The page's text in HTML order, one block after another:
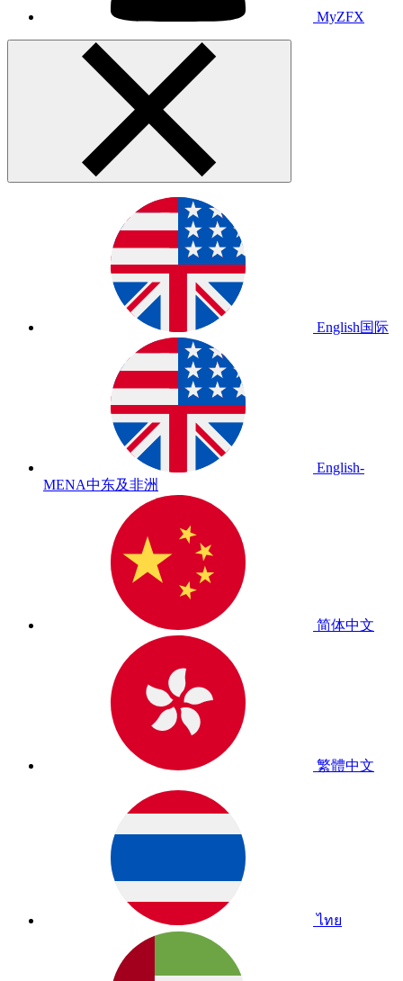
MyZFX
English国际
English-
MENA中东及非洲
简体中文
繁體中文
ไทย